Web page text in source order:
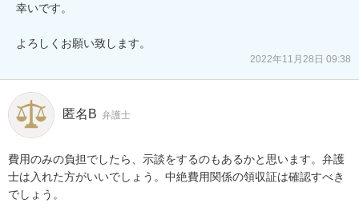
幸いです。
よろしくお願い致します。
2022年11月28日 09:38
匿名B 弁護士
費用のみの負担でしたら、示談をするのもあるかと思います。弁護
士は入れた方がいいでしょう。中絶費用関係の領収証は確認すべき
でしょう。